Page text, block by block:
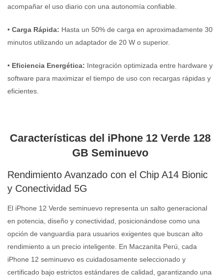
acompañar el uso diario con una autonomía confiable.
• Carga Rápida: Hasta un 50% de carga en aproximadamente 30
minutos utilizando un adaptador de 20 W o superior.
• Eficiencia Energética: Integración optimizada entre hardware y
software para maximizar el tiempo de uso con recargas rápidas y
eficientes.
Características del iPhone 12 Verde 128
GB Seminuevo
Rendimiento Avanzado con el Chip A14 Bionic
y Conectividad 5G
El iPhone 12 Verde seminuevo representa un salto generacional
en potencia, diseño y conectividad, posicionándose como una
opción de vanguardia para usuarios exigentes que buscan alto
rendimiento a un precio inteligente. En Maczanita Perú, cada
iPhone 12 seminuevo es cuidadosamente seleccionado y
certificado bajo estrictos estándares de calidad, garantizando una